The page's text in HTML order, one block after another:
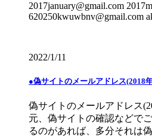
2017january@gmail.com
620250kwuwbnv@gmail.com
2022/1/11
●偽サイトのメールアドレス(2018
偽サイトのメールアドレス
元、偽サイトの確認などで
るのがあれば、多分それは